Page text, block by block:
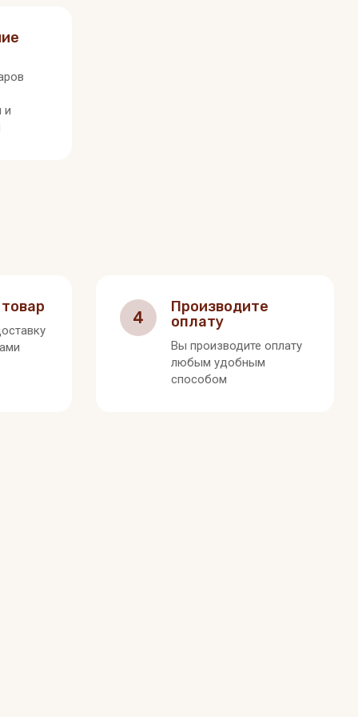
и
4
Производите
оплату
Вы производите оплату
любым удобным
способом